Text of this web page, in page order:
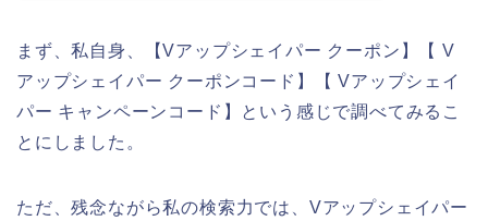
まず、私自身、【Vアップシェイパー クーポン】【 V
アップシェイパー クーポンコード】【 Vアップシェイ
パー キャンペーンコード】という感じで調べてみるこ
とにしました。
ただ、残念ながら私の検索力では、Vアップシェイパー